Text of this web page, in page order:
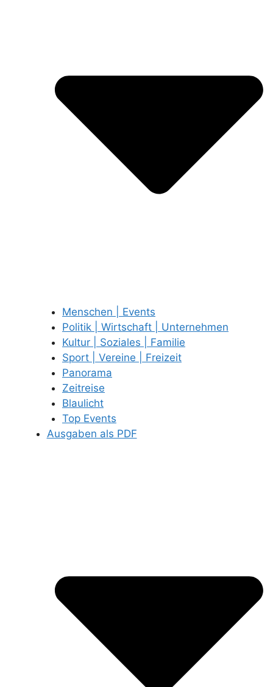
Menschen | Events
Politik | Wirtschaft | Unternehmen
Kultur | Soziales | Familie
Sport | Vereine | Freizeit
Panorama
Zeitreise
Blaulicht
Top Events
Ausgaben als PDF